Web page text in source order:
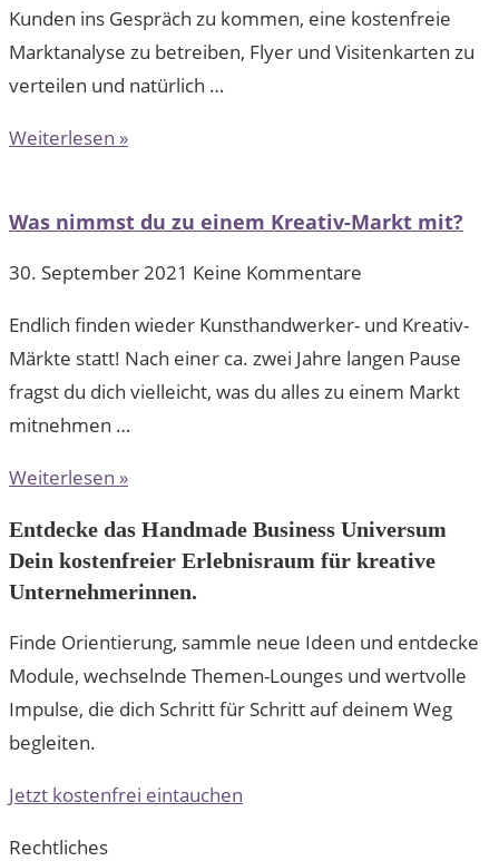
Kunden ins Gespräch zu kommen, eine kostenfreie
Marktanalyse zu betreiben, Flyer und Visitenkarten zu
verteilen und natürlich …
Weiterlesen »
Was nimmst du zu einem Kreativ-Markt mit?
30. September 2021 Keine Kommentare
Endlich finden wieder Kunsthandwerker- und Kreativ-
Märkte statt! Nach einer ca. zwei Jahre langen Pause
fragst du dich vielleicht, was du alles zu einem Markt
mitnehmen …
Weiterlesen »
Entdecke das Handmade Business Universum
Dein kostenfreier Erlebnisraum für kreative
Unternehmerinnen.
Finde Orientierung, sammle neue Ideen und entdecke
Module, wechselnde Themen-Lounges und wertvolle
Impulse, die dich Schritt für Schritt auf deinem Weg
begleiten.
Jetzt kostenfrei eintauchen
Rechtliches